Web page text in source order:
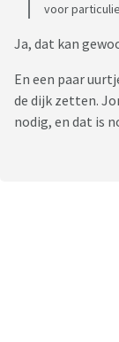
voor
Ja, dat kan
En een paar
de dijk zetten.
nodig, en dat is